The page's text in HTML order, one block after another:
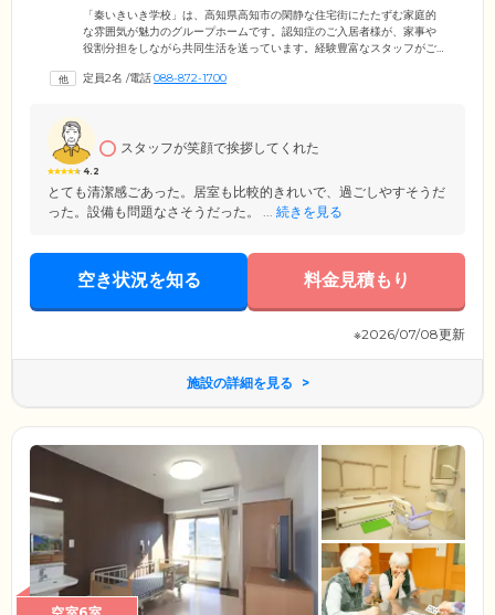
「秦いきいき学校」は、高知県高知市の閑静な住宅街にたたずむ家庭的
な雰囲気が魅力のグループホームです。認知症のご入居者様が、家事や
役割分担をしながら共同生活を送っています。経験豊富なスタッフがご
日常生活のサポートを実施。また、協力医療機関との連携により、緊急
どうぞ安心してお過ごしください。
定員2名 /電話088-872-1700
4.2
スタッフが笑顔で挨拶してくれた
とても清潔感ごあった。居室も比較的きれいで、過ごしやすそうだ
った。設備も問題なさそうだった。 ... 続きを見る
空き状況を知る 料金見積もり
※2026/07/08更新
施設の詳細を見る